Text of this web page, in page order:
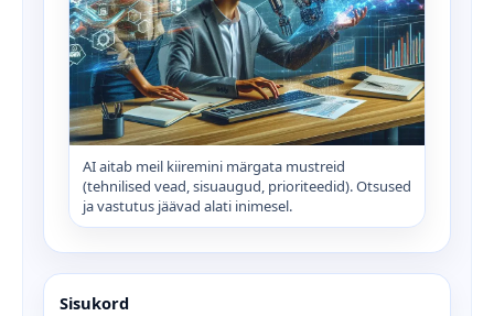
AI aitab meil kiiremini märgata mustreid
(tehnilised vead, sisuaugud, prioriteedid). Otsused
ja vastutus jäävad alati inimesel.
Sisukord